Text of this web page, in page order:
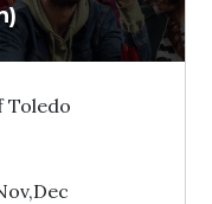
Toledo